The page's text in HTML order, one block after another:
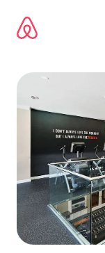
contenido